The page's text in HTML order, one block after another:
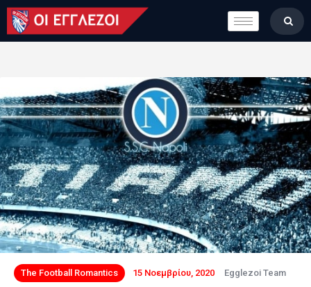
LONDON CALLING
ΚΑΤΗΓΟΡΙΕΣ
ΒΑΘΜΟΛΟΓΙΕΣ
ΟΜΑΔΕΣ
ΠΟΙΟΙ ΕΙΜΑΣΤΕ
The Football Romantics 15 Νοεμβρίου, 2020 Egglezoi Team